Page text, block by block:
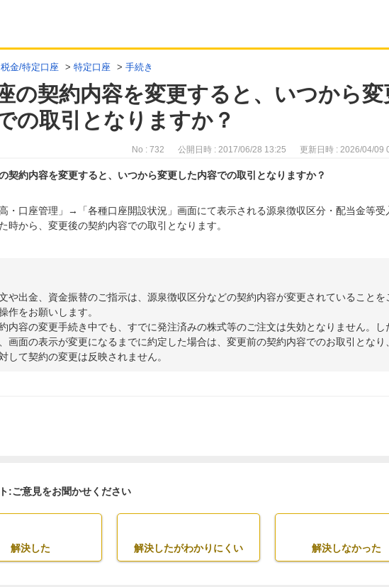
税金/特定口座 > 特定口座 > 手続き
の契約内容を変更すると、いつから変
の取引となりますか？
No : 732 公開日時 : 2017/06/28 13:25 更新日時 : 2026/04/09
契約内容を変更すると、いつから変更した内容での取引となりますか？
高・口座管理」→「各種口座開設状況」画面にて表示される源泉徴収区分・配当金等受
時から、変更後の契約内容での取引となります。
や出金、資金振替のご指示は、源泉徴収区分などの契約内容が変更されていることを
作をお願いします。
内容の変更手続き中でも、すでに発注済みの株式等のご注文は失効となりません。し
画面の表示が変更になるまでに約定した場合は、変更前の契約内容でのお取引となり
して契約の変更は反映されません。
:ご意見をお聞かせください
解決した 解決したがわかりにくい 解決しなかった